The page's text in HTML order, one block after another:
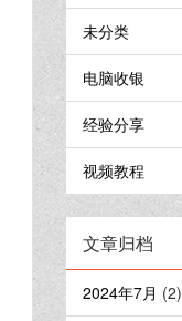
未分类
电脑收银
经验分享
视频教程
文章归档
2024年7月 (2)